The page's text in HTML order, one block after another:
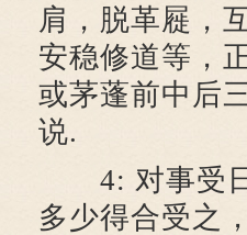
肩，脱革屣，
安稳修道等，
或茅蓬前中后
说.
4: 对事受日
多少得合受之